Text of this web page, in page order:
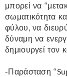
μπορεί να
σωματικότητα
φύλου, να
δύναμη να
δημιουργεί τον
-Παράσταση